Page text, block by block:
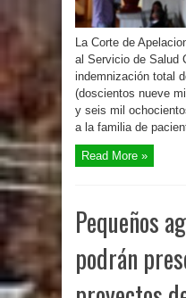
La Corte de
al Servicio de Salud
indemnización total
(doscientos nueve
y seis mil
a la familia de
Read More »
Pequeños
podrán